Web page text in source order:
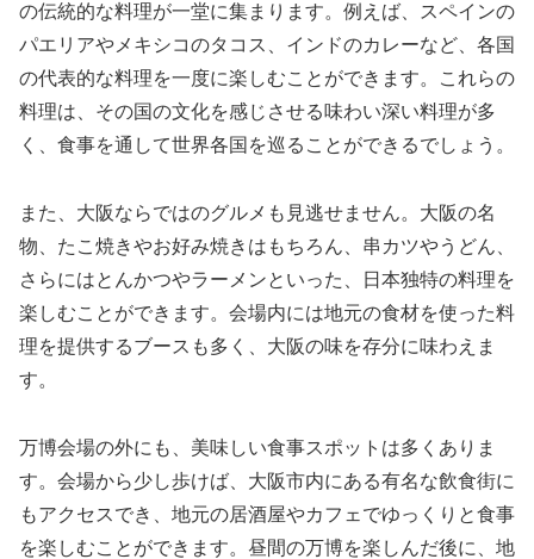
の伝統的な料理が一堂に集まります。例えば、スペインの
パエリアやメキシコのタコス、インドのカレーなど、各国
の代表的な料理を一度に楽しむことができます。これらの
料理は、その国の文化を感じさせる味わい深い料理が多
く、食事を通して世界各国を巡ることができるでしょう。
また、大阪ならではのグルメも見逃せません。大阪の名
物、たこ焼きやお好み焼きはもちろん、串カツやうどん、
さらにはとんかつやラーメンといった、日本独特の料理を
楽しむことができます。会場内には地元の食材を使った料
理を提供するブースも多く、大阪の味を存分に味わえま
す。
万博会場の外にも、美味しい食事スポットは多くありま
す。会場から少し歩けば、大阪市内にある有名な飲食街に
もアクセスでき、地元の居酒屋やカフェでゆっくりと食事
を楽しむことができます。昼間の万博を楽しんだ後に、地